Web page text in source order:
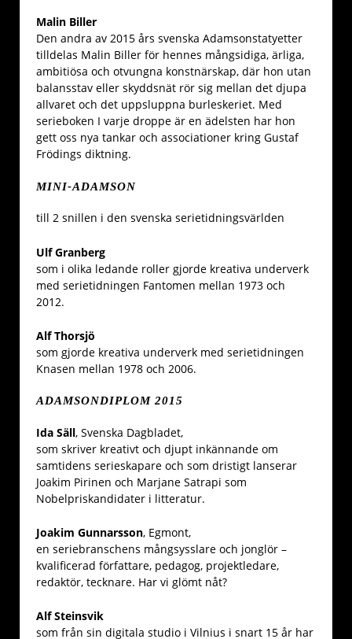
Malin Biller
Den andra av 2015 års svenska Adamsonstatyetter
tilldelas Malin Biller för hennes mångsidiga, ärliga,
ambitiösa och otvungna konstnärskap, där hon utan
balansstav eller skyddsnät rör sig mellan det djupa
allvaret och det uppsluppna burleskeriet. Med
serieboken I varje droppe är en ädelsten har hon
gett oss nya tankar och associationer kring Gustaf
Frödings diktning.
MINI-ADAMSON
till 2 snillen i den svenska serietidningsvärlden
Ulf Granberg
som i olika ledande roller gjorde kreativa underverk
med serietidningen Fantomen mellan 1973 och
2012.
Alf Thorsjö
som gjorde kreativa underverk med serietidningen
Knasen mellan 1978 och 2006.
ADAMSONDIPLOM 2015
Ida Säll, Svenska Dagbladet,
som skriver kreativt och djupt inkännande om
samtidens serieskapare och som dristigt lanserar
Joakim Pirinen och Marjane Satrapi som
Nobelpriskandidater i litteratur.
Joakim Gunnarsson, Egmont,
en seriebranschens mångsysslare och jonglör –
kvalificerad författare, pedagog, projektledare,
redaktör, tecknare. Har vi glömt nåt?
Alf Steinsvik
som från sin digitala studio i Vilnius i snart 15 år har